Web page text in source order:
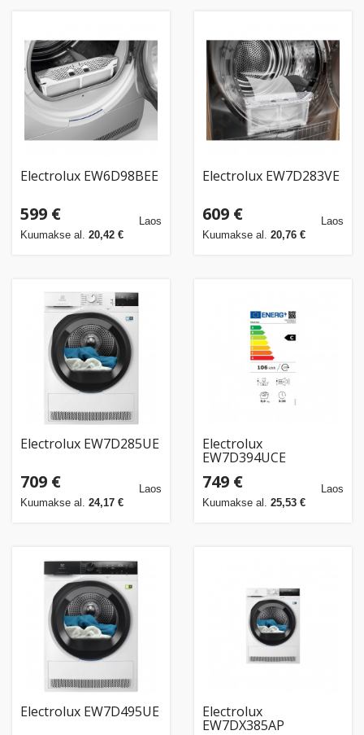
Electrolux EW6D98BEE
599 €
Kuumakse al. 20,42 €
Laos
Electrolux EW7D283VE
609 €
Kuumakse al. 20,76 €
Laos
Electrolux EW7D285UE
709 €
Kuumakse al. 24,17 €
Laos
Electrolux
EW7D394UCE
749 €
Kuumakse al. 25,53 €
Laos
Electrolux EW7D495UE Electrolux
EW7DX385AP